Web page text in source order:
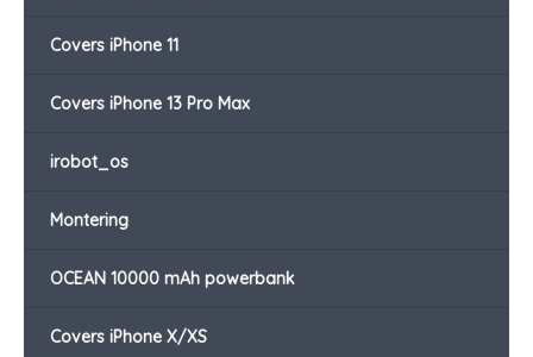
Covers iPhone 11
Covers iPhone 13 Pro Max
irobot_os
Montering
OCEAN 10000 mAh powerbank
Covers iPhone X/XS